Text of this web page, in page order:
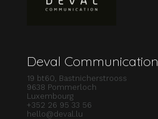
Deval Communication
19 bt60, Bastnicherstrooss
9638 Pommerloch
Luxembourg
+352 26 95 33 56
hello@deval.lu